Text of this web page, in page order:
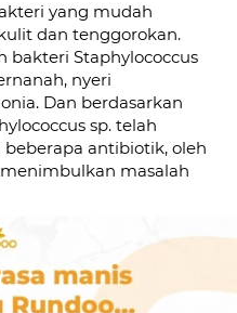
yang mudah
dan tenggorokan.
bakteri Staphylococcus
nyeri
Dan berdasarkan
sp. telah
antibiotik, oleh
masalah